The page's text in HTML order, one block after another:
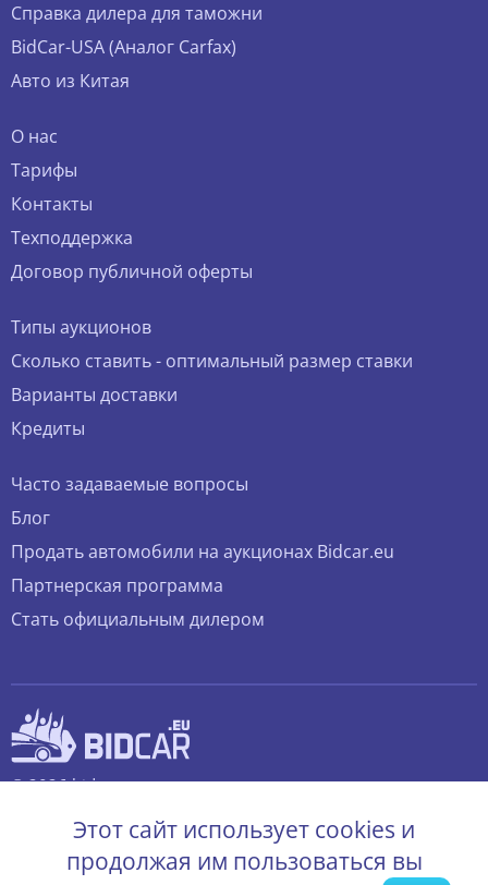
Справка дилера для таможни
BidCar-USA (Аналог Carfax)
Авто из Китая
О нас
Тарифы
Контакты
Техподдержка
Договор публичной оферты
Типы аукционов
Сколько ставить - оптимальный размер ставки
Варианты доставки
Кредиты
Часто задаваемые вопросы
Блог
Продать автомобили на аукционах Bidcar.eu
Партнерская программа
Стать официальным дилером
© 2026 bidcar.eu
Этот сайт использует cookies и
продолжая им пользоваться вы